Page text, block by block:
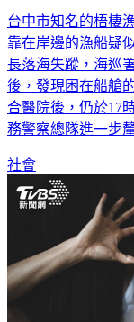
台中市知名的梧棲
靠在岸邊的漁船疑
長落海失蹤，海巡
後，發現困在船艙
合醫院後，仍於17
務警察總隊進一步
社會